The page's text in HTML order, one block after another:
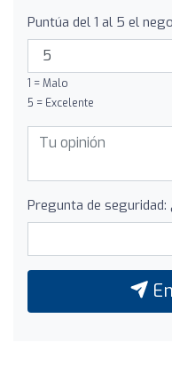
Puntúa del 1 al 5 el
1 = Malo
5 = Excelente
Pregunta de seguridad: